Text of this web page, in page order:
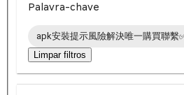
Palavra-chave
apk安裝提示風險解決唯一購買聯繫
Limpar filtros